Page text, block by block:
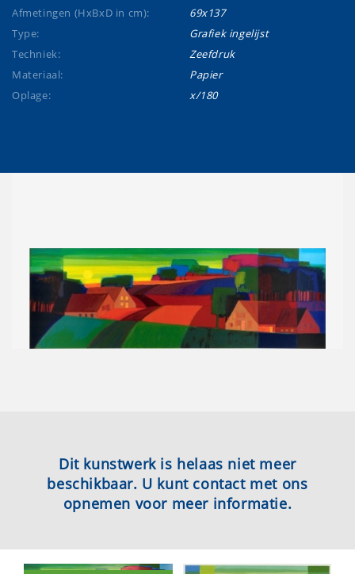
Afmetingen (HxBxD in cm):
69x137
Type:
Grafiek ingelijst
Techniek:
Zeefdruk
Materiaal:
Papier
Oplage:
x/180
Dit kunstwerk is helaas niet meer
beschikbaar. U kunt contact met ons
opnemen voor meer informatie.